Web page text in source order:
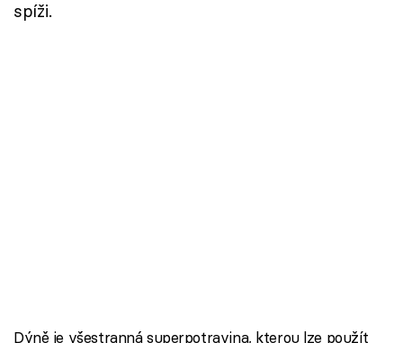
spíži.
Dýně je všestranná superpotravina, kterou lze použít